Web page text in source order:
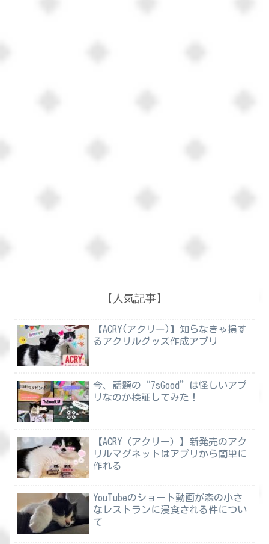
【人気記事】
【ACRY(アクリー)】知らなきゃ損す
るアクリルグッズ作成アプリ
今、話題の“7sGood”は怪しいアプ
リなのか検証してみた！
【ACRY（アクリー）】新発売のアク
リルマグネットはアプリから簡単に
作れる
YouTubeのショート動画が森の小さ
なレストランに浸食される件につい
て